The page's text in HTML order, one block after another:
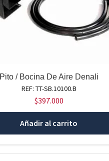
Pito / Bocina De Aire Denali
REF: TT-SB.10100.B
$397.000
Añadir al carrito